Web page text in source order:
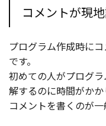
コメントが現
プログラム作成時に
です。
初めての人がプログ
解するのに時間がか
コメントを書くのが一